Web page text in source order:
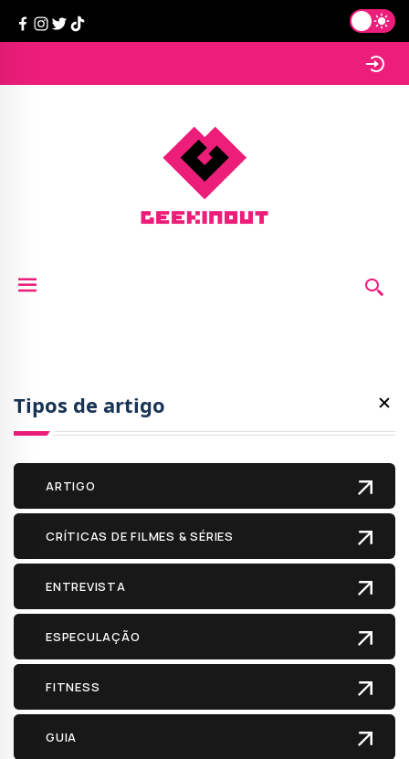
Tipos de artigo
ARTIGO
CRÍTICAS DE FILMES & SÉRIES
ENTREVISTA
ESPECULAÇÃO
FITNESS
GUIA